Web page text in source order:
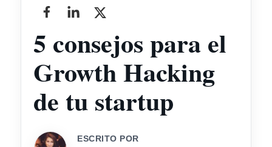
5 consejos para el
Growth Hacking
de tu startup
ESCRITO POR